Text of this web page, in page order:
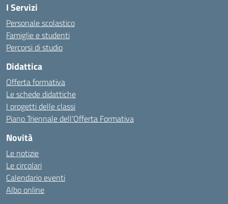
I Servizi
Personale scolastico
Famiglie e studenti
Percorsi di studio
Didattica
Offerta formativa
Le schede didattiche
I progetti delle classi
Piano Triennale dell’Offerta Formativa
Novità
Le notizie
Le circolari
Calendario eventi
Albo online